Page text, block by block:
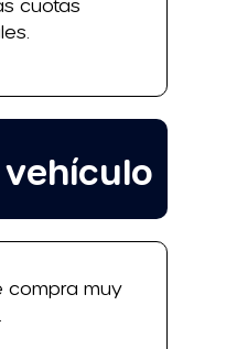
compra muy
cuotas